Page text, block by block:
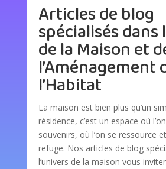
Articles de blog
spécialisés dans
de la Maison et
l’Aménagement
l’Habitat
La maison est bien plus qu’un
résidence, c’est un espace où
souvenirs, où l’on se ressource
refuge. Nos articles de blog
l’univers de la maison vous